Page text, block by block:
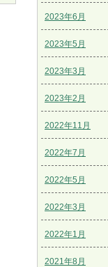
2023年6月
2023年5月
2023年3月
2023年2月
2022年11月
2022年7月
2022年5月
2022年3月
2022年1月
2021年8月